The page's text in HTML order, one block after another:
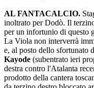
AL FANTACALCIO.
inoltrato per Dodò. Il
per un infortunio di questo
La Viola non interverrà
e, al posto dello sfortunato
Kayode (subentrato ieri
destra contro l'Atalanta
prodotto della cantera